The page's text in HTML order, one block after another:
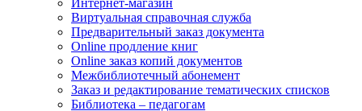
Интернет-магазин
Виртуальная справочная служба
Предварительный заказ документа
Online продление книг
Online заказ копий документов
Межбиблиотечный абонемент
Заказ и редактирование тематических списков
Библиотека – педагогам